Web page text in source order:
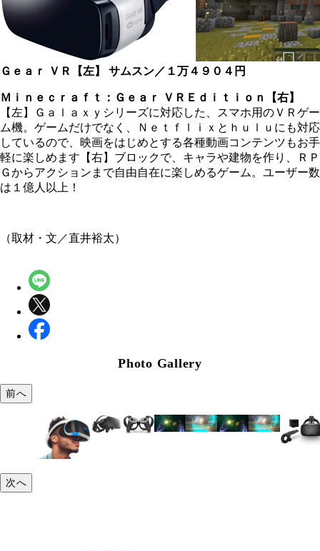
Ｇｅａｒ ＶＲ【左】 サムスン／１万４９０４円
Ｍｉｎｅｃｒａｆｔ：Ｇｅａｒ ＶＲＥｄｉｔｉｏｎ【右】
【左】Ｇａｌａｘｙシリーズに対応した、スマホ用のＶＲゲー
ム機。ゲームだけでなく、Ｎｅｔｆｌｉｘとｈｕｌｕにも対応
しているので、映画をはじめとする各種動画コンテンツもお手
軽に楽しめます【右】ブロックで、キャラや建物を作り、ＲＰ
Ｇからアクションまで自由自在に楽しめるゲーム。ユーザー数
は１億人以上！
（取材・文／直井裕太）
Photo Gallery
前へ
次へ